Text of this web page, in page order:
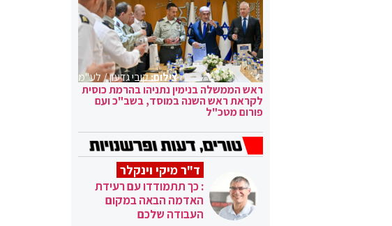
צילום:קובי גדעון / לע"מ
ראש הממשלה בנימין נתניהו בהרמת כוסית
לקראת ראש השנה במוסד, בשב"כ ועם
פורום מטכ"ל
ד"ר מיקי וינקלר
: כך תתמודדו עם רעידת
האדמה הבאה במקום
העבודה שלכם